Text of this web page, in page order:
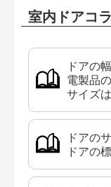
室内ドアコ
ドアの
電製品
サイズ
ドアの
ドアの